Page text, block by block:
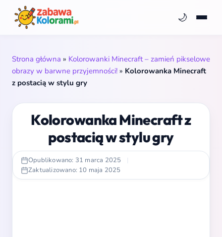
🌙
Strona główna » Kolorowanki Minecraft – zamień pikselowe
obrazy w barwne przyjemności! » Kolorowanka Minecraft
z postacią w stylu gry
Kolorowanka Minecraft z
postacią w stylu gry
Opublikowano: 31 marca 2025
|
Zaktualizowano: 10 maja 2025